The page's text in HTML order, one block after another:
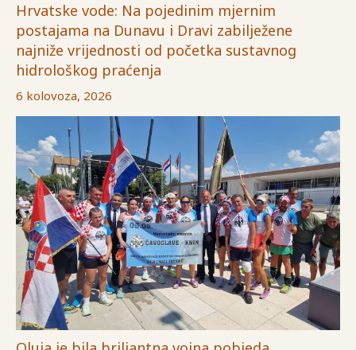
Hrvatske vode: Na pojedinim mjernim
postajama na Dunavu i Dravi zabilježene
najniže vrijednosti od početka sustavnog
hidrološkog praćenja
6 kolovoza, 2026